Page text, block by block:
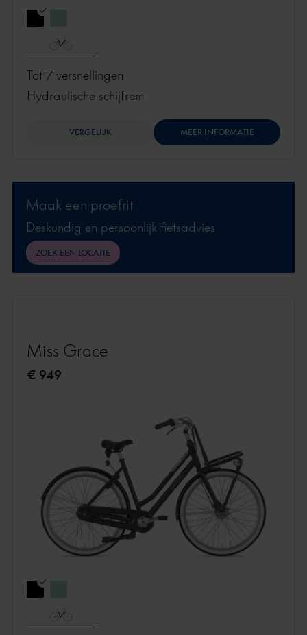
Tot 7 versnellingen
hydraulische schijfrem
VERGELIJK MEER INFORMATIE
Maak een proefrit
Deskundig en persoonlijk fietsadvies
ZOEK EEN LOCATIE
Miss Grace
€ 949